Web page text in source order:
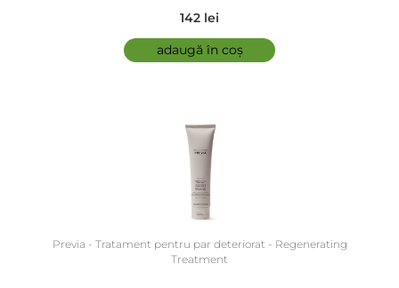
142 lei
adaugă în coș
Previa - Tratament pentru par deteriorat - Regenerating
Treatment